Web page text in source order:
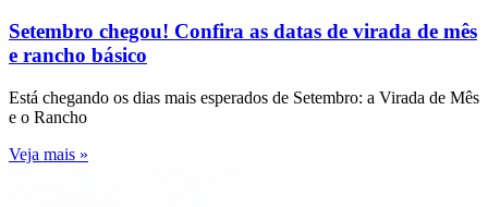
Setembro chegou! Confira as datas de virada de mês
e rancho básico
Está chegando os dias mais esperados de Setembro: a Virada de Mês
e o Rancho
Veja mais »